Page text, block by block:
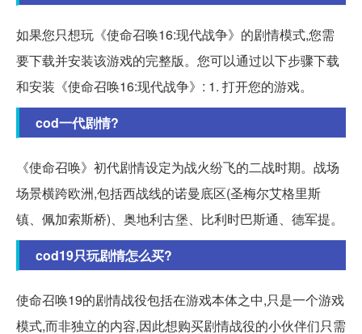
如果您只想玩《使命召唤16:现代战争》的剧情模式,您需
要下载并安装该游戏的完整版。您可以通过以下步骤下载
和安装《使命召唤16:现代战争》: 1. 打开您的游戏。
cod一代剧情?
《使命召唤》初代剧情设定为战火纷飞的二战时期。战场
场景横跨欧洲,包括西战线的诺曼底区(圣梅尔艾格里斯
镇、佩加索斯桥)、奥地利古堡、比利时巴斯通、德军提。
cod19只玩剧情怎么买?
使命召唤19的剧情战役包括在游戏本体之中,只是一个游戏
模式,而非独立的内容,因此想购买剧情战役的小伙伴们只需